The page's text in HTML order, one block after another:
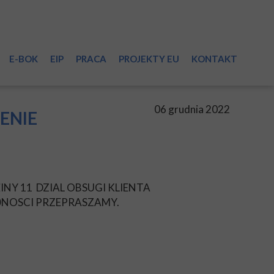
06 grudnia 2022
11 DZIAL OBSUGI KLIENTA
PRZEPRASZAMY.
E-BOK EIP PRACA PROJEKTY EU KONTAKT